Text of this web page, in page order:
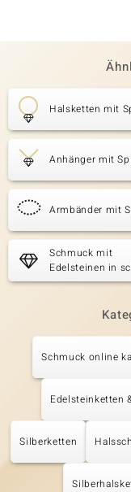
Halsketten mit
Anhänger mit
Armbänder mit
Schmuck mit
Edelsteinen in
Schmuck online
Edelsteinketten
Silberketten